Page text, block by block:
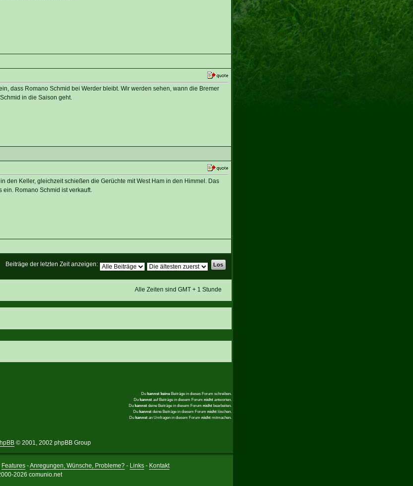
dass Romano Schmid bei Werder bleibt. Wir werden sehen, wann die Bremer
in die Saison geht.
den Keller, gleichzeit schießen die Gerüchte mit West Ham in den Himmel. Das
ein. Romano Schmid ist verkauft.
Beiträge der letzten Zeit anzeigen:
Alle Zeiten sind GMT + 1 Stunde
Du kannst keineBeiträge in dieses Forum schreiben.
Du kannstauf Beiträge in diesem Forum nichtantworten.
Du kannstdeine Beiträge in diesem Forum nichtbearbeiten.
Du kannstdeine Beiträge in diesem Forum nichtlöschen.
Du kannstan Umfragen in diesem Forum nichtmitmachen.
© 2001, 2002 phpBB Group
Features -Anregungen, Wünsche, Probleme? - Links - Kontakt
2026 comunio.net